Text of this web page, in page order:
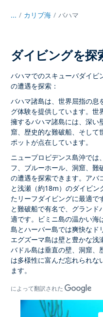
... / カリブ海 バハマ
ダイビングを探
バハマでのスキューバダイビ
の遭遇を探索：
バハマ諸島は、世界屈指の息
グ体験を提供しています。世
擁するバハマ諸島には、深い
窟、歴史的な難破船、そして
ポットが点在しています。
ニュープロビデンス島沖では
フ、ブルーホール、洞窟、難
の遭遇を探索できます。 アバ
と浅瀬（約18m）のダイビン
たリーフダイビングに最適で
と難破船で有名で、 グランド
適です。 ビミニ島の温かい海
島とハーバー島では爽快なド
エグズーマ島は壁と豊かな浅
バドル島は垂直の壁、洞窟、
は多様性に富んだ忘れられな
ます。
によって翻訳された